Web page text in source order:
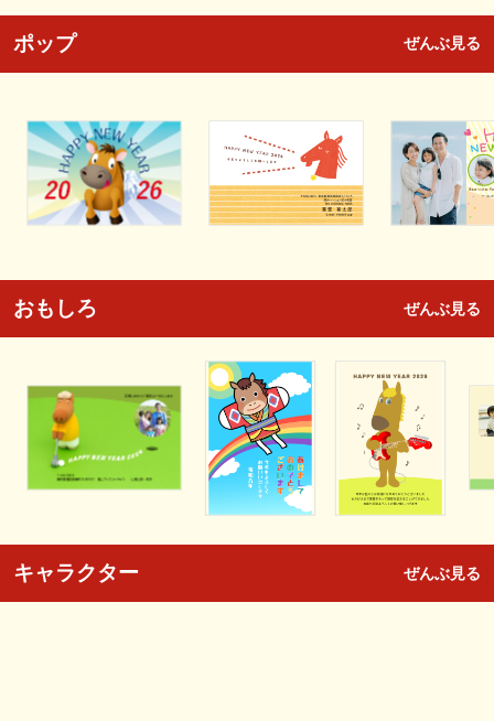
ポップ ぜんぶ見る
おもしろ ぜんぶ見る
キャラクター ぜんぶ見る